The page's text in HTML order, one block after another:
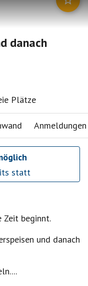
danach
Plätze
Anmeldungen
statt
Zeit beginnt.
und danach